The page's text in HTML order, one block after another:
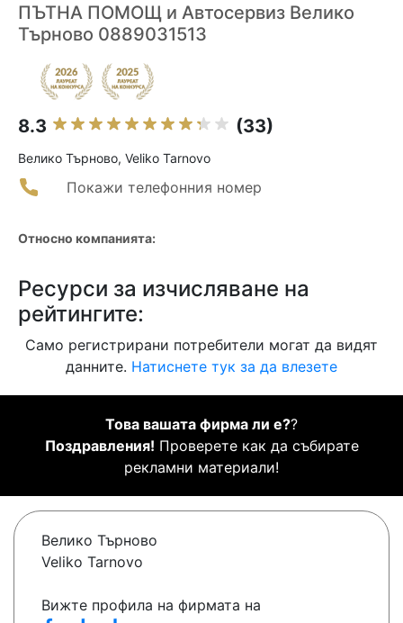
ПЪТНА ПОМОЩ и Автосервиз Велико
Търново 0889031513
8.3 (33)
Велико Търново, Veliko Tarnovo
Покажи телефонния номер
Относно компанията:
Ресурси за изчисляване на
рейтингите:
Само регистрирани потребители могат да видят
данните. Натиснете тук за да влезете
Това вашата фирма ли е??
Поздравления! Проверете как да събирате
рекламни материали!
Велико Търново
Veliko Tarnovo
Вижте профила на фирмата на